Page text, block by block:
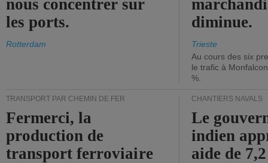
nous concentrer sur
les ports.
Rotterdam
diminue.
Trieste
Au cours des six
le trafic à
%.
TRANSPORT PAR CHEMIN DE FER
Fermerci, la
production de
transport ferroviaire
CHANTIERS NAVALS
Le
indien
aide de